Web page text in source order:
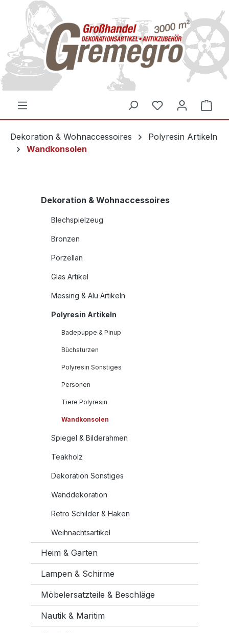
springen
Dekoration & Wohnaccessoires
Polyresin Artikeln
Wandkonsolen
Dekoration & Wohnaccessoires
Blechspielzeug
Bronzen
Porzellan
Glas Artikel
Messing & Alu Artikeln
Polyresin Artikeln
Badepuppe & Pinup
Büchsturzen
Polyresin Sonstiges
Personen
Tiere Polyresin
Wandkonsolen
Spiegel & Bilderahmen
Teakholz
Dekoration Sonstiges
Wanddekoration
Retro Schilder & Haken
Weihnachtsartikel
Heim & Garten
Lampen & Schirme
Möbelersatzteile & Beschläge
Nautik & Maritim